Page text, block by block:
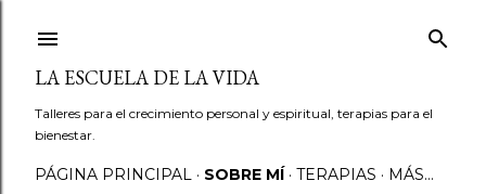
LA ESCUELA DE LA VIDA
Talleres para el crecimiento personal y espiritual, terapias para el
bienestar.
PÁGINA PRINCIPAL SOBRE MÍ TERAPIAS MÁS…